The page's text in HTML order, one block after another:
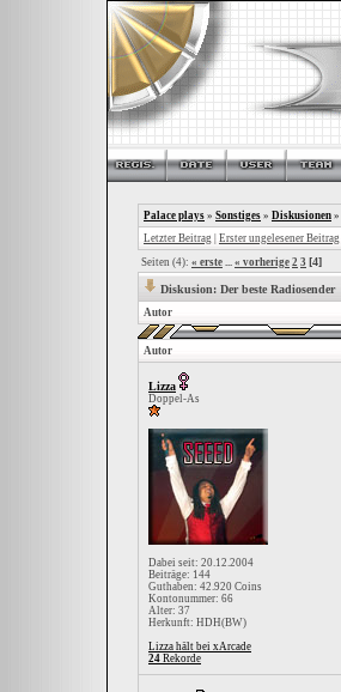
Palace plays » Sonstiges » Diskusionen »
Letzter Beitrag Erster ungelesener Beitrag
Seiten (4): « erste ... « vorherige 2 3 [4]
Diskusion: Der beste Radiosender
Autor
Autor
Lizza
Doppel-As
Dabei seit: 20.12.2004
Beiträge: 144
Guthaben: 42.920 Coins
Kontonummer: 66
Alter: 37
Herkunft: HDH(BW)
Lizza hält bei xArcade
24 Rekorde